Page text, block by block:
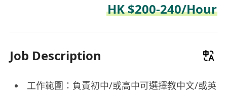
HK $200-240/Hour
Job Description
工作範圍：負責初中/或高中可選擇教中文/或英